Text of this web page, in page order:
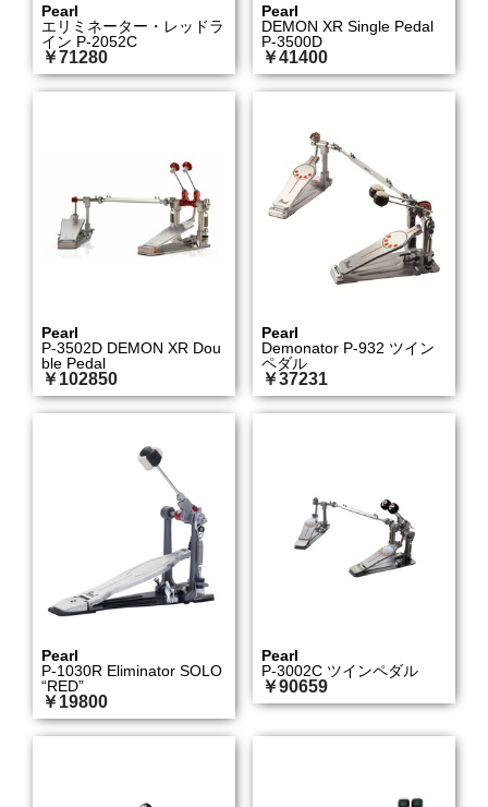
Pearl
エリミネーター・レッドラ
イン P-2052C
￥71280
Pearl
DEMON XR Single Pedal
P-3500D
￥41400
Pearl
P-3502D DEMON XR Dou
ble Pedal
￥102850
Pearl
Demonator P-932 ツイン
ペダル
￥37231
Pearl
P-1030R Eliminator SOLO
“RED”
￥19800
Pearl
P-3002C ツインペダル
￥90659